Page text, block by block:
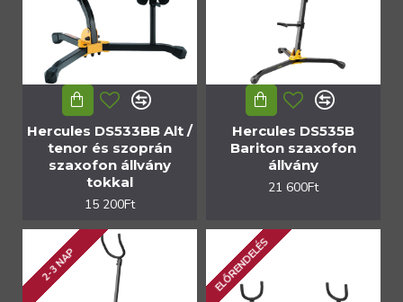
Hercules DS533BB Alt /
tenor és szoprán
szaxofon állvány
tokkal
15 200Ft
Hercules DS535B
Bariton szaxofon
állvány
21 600Ft
2-3 NAP ELŐRENDELÉS